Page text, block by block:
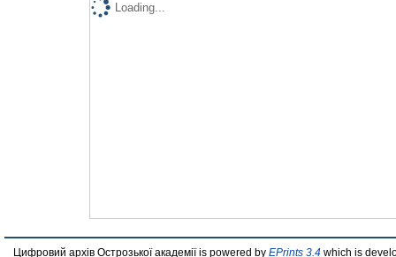
Loading...
Цифровий архів Острозької академії is powered by EPrints 3.4 which is